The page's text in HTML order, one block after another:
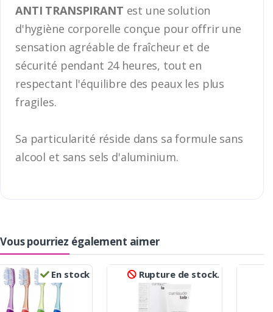
ANTI TRANSPIRANT est une solution
d'hygiène corporelle conçue pour offrir une
sensation agréable de fraîcheur et de
sécurité pendant 24 heures, tout en
respectant l'équilibre des peaux les plus
fragiles.
Sa particularité réside dans sa formule sans
alcool et sans sels d'aluminium.
Vous pourriez également aimer
En stock Rupture de stock.